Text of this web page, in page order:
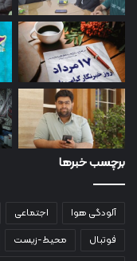
برچسب خبرها
آلودگی هوا اجتماعی
فوتبال
محیط-زیست